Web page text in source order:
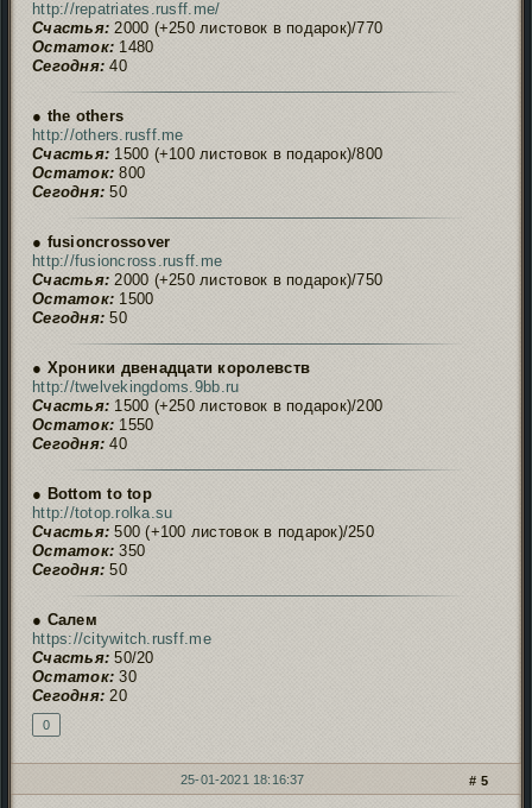
http://repatriates.rusff.me/
Счастья: 2000 (+250 листовок в подарок)/770
Остаток: 1480
Сегодня: 40
● the others
http://others.rusff.me
Счастья: 1500 (+100 листовок в подарок)/800
Остаток: 800
Сегодня: 50
● fusioncrossover
http://fusioncross.rusff.me
Счастья: 2000 (+250 листовок в подарок)/750
Остаток: 1500
Сегодня: 50
● Хроники двенадцати королевств
http://twelvekingdoms.9bb.ru
Счастья: 1500 (+250 листовок в подарок)/200
Остаток: 1550
Сегодня: 40
● Bottom to top
http://totop.rolka.su
Счастья: 500 (+100 листовок в подарок)/250
Остаток: 350
Сегодня: 50
● Салем
https://citywitch.rusff.me
Счастья: 50/20
Остаток: 30
Сегодня: 20
0
5
25-01-2021 18:16:37